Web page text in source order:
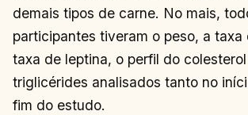
demais tipos de carne. No mais,
participantes tiveram o peso, a taxa
taxa de leptina, o perfil do
triglicérides analisados tanto no
fim do estudo.